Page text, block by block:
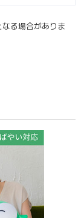
る場合がありま